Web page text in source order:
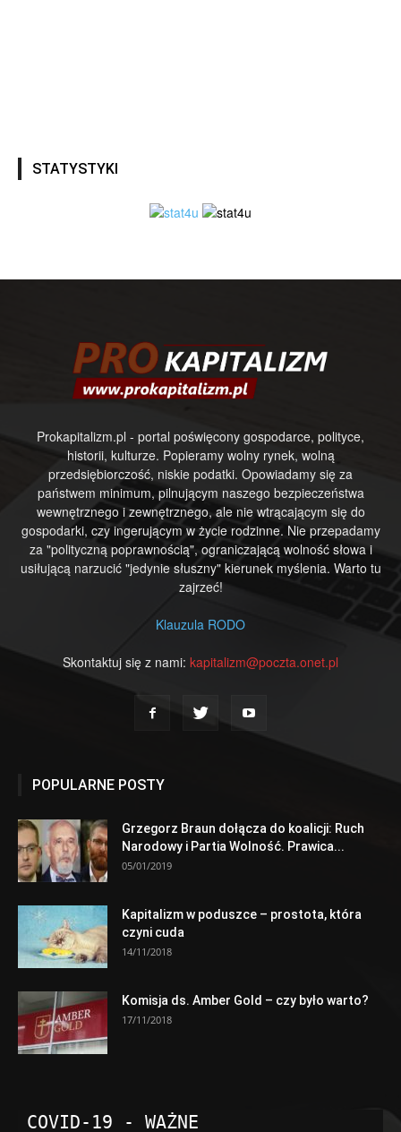
STATYSTYKI
Prokapitalizm.pl - portal poświęcony gospodarce, polityce,
historii, kulturze. Popieramy wolny rynek, wolną
przedsiębiorczość, niskie podatki. Opowiadamy się za
państwem minimum, pilnującym naszego bezpieczeństwa
wewnętrznego i zewnętrznego, ale nie wtrącającym się do
gospodarki, czy ingerującym w życie rodzinne. Nie przepadamy
za "polityczną poprawnością", ograniczającą wolność słowa i
usiłującą narzucić "jedynie słuszny" kierunek myślenia. Warto tu
zajrzeć!
Klauzula RODO
Skontaktuj się z nami: kapitalizm@poczta.onet.pl
POPULARNE POSTY
Grzegorz Braun dołącza do koalicji: Ruch
Narodowy i Partia Wolność. Prawica...
05/01/2019
Kapitalizm w poduszce – prostota, która
czyni cuda
14/11/2018
Komisja ds. Amber Gold – czy było warto?
17/11/2018
COVID-19 - WAŻNE